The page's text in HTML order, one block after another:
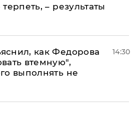
– результаты
как Федорова
втемную",
выполнять не
14:30